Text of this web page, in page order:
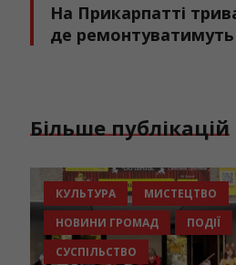
На Прикарпатті
де ремонтуватимуть
Більше публікацій
ДАТА
ДУХОВНІСТЬ
НОВИНИ ГРОМАД
РЕЛІГІЯ
СУСПІЛЬСТВО